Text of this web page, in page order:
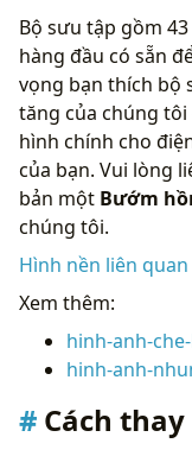
Bộ sưu tập gồm
hàng đầu có sẵn
vọng bạn thích bộ
tăng của chúng
hình chính cho
của bạn. Vui lòng
bản một Bướm
chúng tôi.
Hình nền liên quan
Xem thêm:
hinh-anh-
hinh-anh-
Cách